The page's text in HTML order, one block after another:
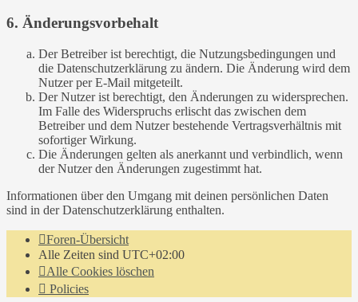
6. Änderungsvorbehalt
Der Betreiber ist berechtigt, die Nutzungsbedingungen und
die Datenschutzerklärung zu ändern. Die Änderung wird dem
Nutzer per E-Mail mitgeteilt.
Der Nutzer ist berechtigt, den Änderungen zu widersprechen.
Im Falle des Widerspruchs erlischt das zwischen dem
Betreiber und dem Nutzer bestehende Vertragsverhältnis mit
sofortiger Wirkung.
Die Änderungen gelten als anerkannt und verbindlich, wenn
der Nutzer den Änderungen zugestimmt hat.
Informationen über den Umgang mit deinen persönlichen Daten
sind in der Datenschutzerklärung enthalten.
Foren-Übersicht
Alle Zeiten sind UTC+02:00
Alle Cookies löschen
Policies